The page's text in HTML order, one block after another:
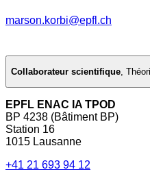
marson.korbi@epfl.ch
Collaborateur scientifique,
EPFL ENAC IA TPOD
BP 4238 (Bâtiment BP)
Station 16
1015 Lausanne
+41 21 693 94 12